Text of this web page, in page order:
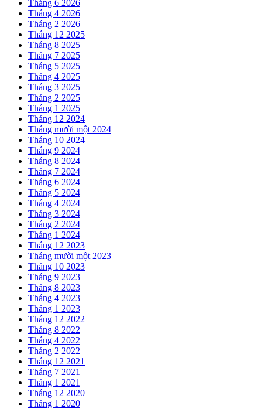
Tháng 6 2026
Tháng 4 2026
Tháng 2 2026
Tháng 12 2025
Tháng 8 2025
Tháng 7 2025
Tháng 5 2025
Tháng 4 2025
Tháng 3 2025
Tháng 2 2025
Tháng 1 2025
Tháng 12 2024
Tháng mười một 2024
Tháng 10 2024
Tháng 9 2024
Tháng 8 2024
Tháng 7 2024
Tháng 6 2024
Tháng 5 2024
Tháng 4 2024
Tháng 3 2024
Tháng 2 2024
Tháng 1 2024
Tháng 12 2023
Tháng mười một 2023
Tháng 10 2023
Tháng 9 2023
Tháng 8 2023
Tháng 4 2023
Tháng 1 2023
Tháng 12 2022
Tháng 8 2022
Tháng 4 2022
Tháng 2 2022
Tháng 12 2021
Tháng 7 2021
Tháng 1 2021
Tháng 12 2020
Tháng 1 2020